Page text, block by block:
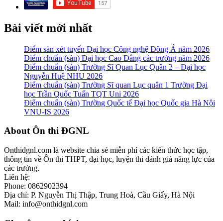
Bài viết mới nhất
Điểm sàn xét tuyển Đại học Công nghệ Đông Á năm 2026
Điểm chuẩn (sàn) Đại học Cao Đẳng các trường năm 2026
Điểm chuẩn (sàn) Trường Sĩ Quan Lục Quân 2 – Đại học
Nguyễn Huệ NHU 2026
Điểm chuẩn (sàn) Trường Sĩ quan Lục quân 1 Trường Đại
học Trần Quốc Tuấn TQT Uni 2026
Điểm chuẩn (sàn) Trường Quốc tế Đại học Quốc gia Hà Nội
VNU-IS 2026
Footer
About Ôn thi ĐGNL
Onthidgnl.com là website chia sẻ miễn phí các kiến thức học tập,
thông tin về Ôn thi THPT, đại học, luyện thi đánh giá năng lực của
các trường.
Liên hệ:
Phone: 0862902394
Địa chỉ: P. Nguyễn Thị Thập, Trung Hoà, Cầu Giấy, Hà Nội
Mail: info@onthidgnl.com